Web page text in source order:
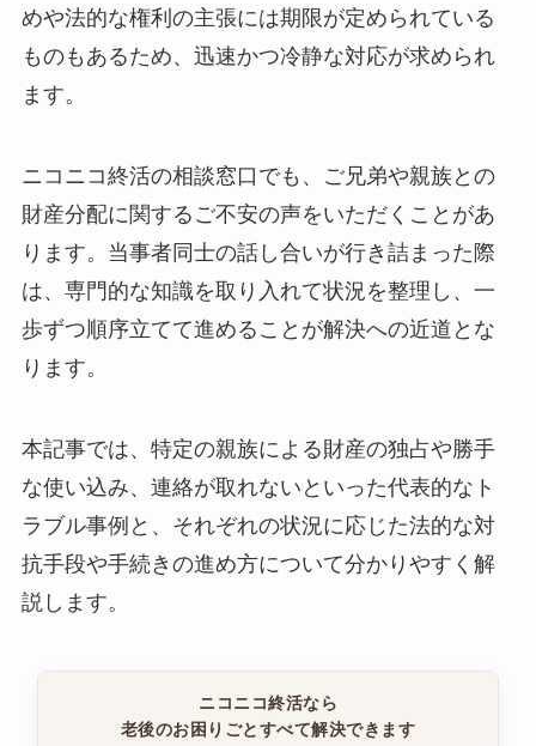
めや法的な権利の主張には期限が定められている
ものもあるため、迅速かつ冷静な対応が求められ
ます。
ニコニコ終活の相談窓口でも、ご兄弟や親族との
財産分配に関するご不安の声をいただくことがあ
ります。当事者同士の話し合いが行き詰まった際
は、専門的な知識を取り入れて状況を整理し、一
歩ずつ順序立てて進めることが解決への近道とな
ります。
本記事では、特定の親族による財産の独占や勝手
な使い込み、連絡が取れないといった代表的なト
ラブル事例と、それぞれの状況に応じた法的な対
抗手段や手続きの進め方について分かりやすく解
説します。
ニコニコ終活なら
老後のお困りごとすべて解決できます